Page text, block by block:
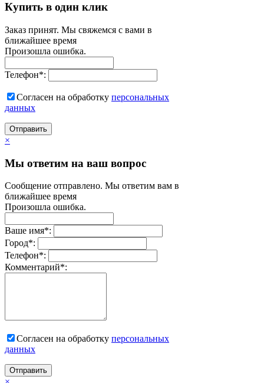
Купить в один клик
Заказ принят. Мы свяжемся с вами в
ближайшее время
Произошла ошибка.
Телефон*:
Согласен на обработку персональныx
данных
Отправить
×
Мы ответим на ваш вопрос
Сообщение отправлено. Мы ответим вам в
ближайшее время
Произошла ошибка.
Ваше имя*:
Город*:
Телефон*:
Комментарий*:
Согласен на обработку персональныx
данных
Отправить